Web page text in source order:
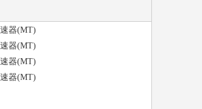
器(MT)
器(MT)
器(MT)
器(MT)